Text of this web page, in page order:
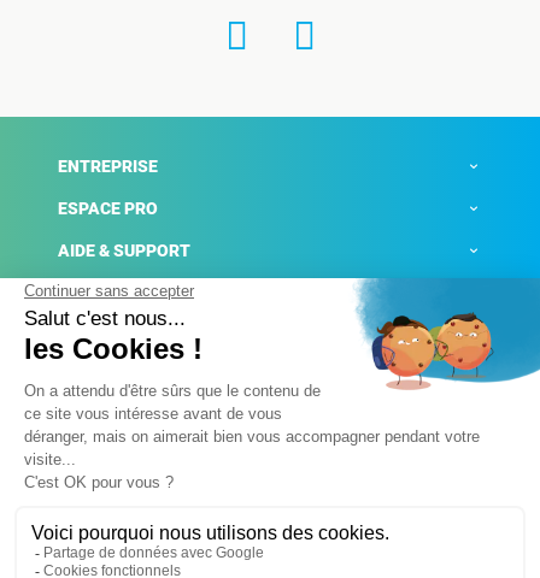
ENTREPRISE
ESPACE PRO
AIDE & SUPPORT
ACTUALITÉS
Mentions légales
Conditions générales de ventes